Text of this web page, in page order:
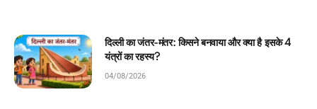
क्या है इसके 4
घमंडी मोर और समझदार चिड़िया: बच्चों के